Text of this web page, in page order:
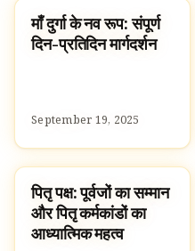
SPIRITUALITY
माँ दुर्गा के नव रूप: संपूर्ण
दिन-प्रतिदिन मार्गदर्शन
September 19, 2025
TRADITIONS
पितृ पक्ष: पूर्वजों का सम्मान
और पितृ कर्मकांडों का
आध्यात्मिक महत्व